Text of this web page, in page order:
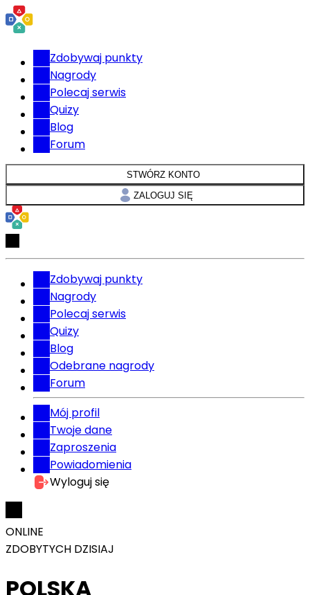
Zdobywaj punkty
Nagrody
Polecaj serwis
Quizy
Blog
Forum
STWÓRZ KONTO
ZALOGUJ SIĘ
Zdobywaj punkty
Nagrody
Polecaj serwis
Quizy
Blog
Odebrane nagrody
Forum
Mój profil
Twoje dane
Zaproszenia
Powiadomienia
Wyloguj się
ONLINE
ZDOBYTYCH DZISIAJ
POLSKA